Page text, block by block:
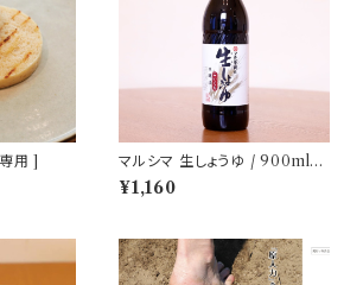
用 ]
マルシマ 生しょうゆ / 900ml【c
amecameセレクト調味料】
¥1,160